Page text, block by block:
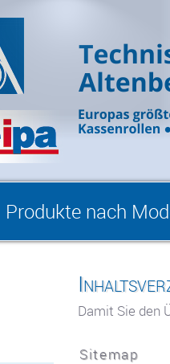
Damit Sie den
Sitemap
Produkte nach